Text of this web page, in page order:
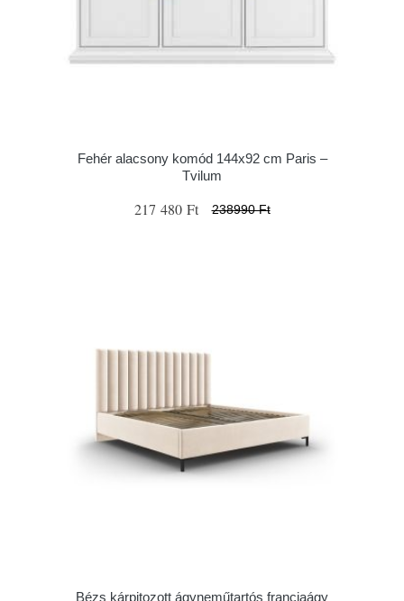
Fehér alacsony komód 144x92 cm Paris –
Tvilum
217 480 Ft 238990 Ft
Bézs kárpitozott ágyneműtartós franciaágy